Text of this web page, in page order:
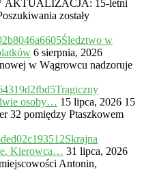
AKTUALIZACJA: 15-letni
zostały
Śledztwo w
6 sierpnia, 2026
w Wągrowcu nadzoruje
Tragiczny
osoby… 15 lipca, 2026 15
32 pomiędzy Ptaszkowem
Skrajna
Kierowca… 31 lipca, 2026
Antonin,